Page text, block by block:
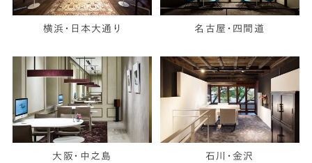
横浜・日本大通り 名古屋・四間道
大阪・中之島 石川・金沢